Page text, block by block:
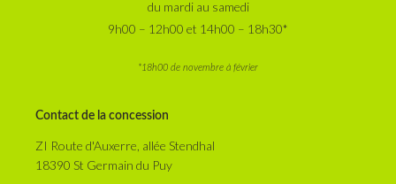
du mardi au samedi
9h00 – 12h00 et 14h00 – 18h30*
*18h00 de novembre à février
Contact de la concession
ZI Route d'Auxerre, allée Stendhal
18390 St Germain du Puy